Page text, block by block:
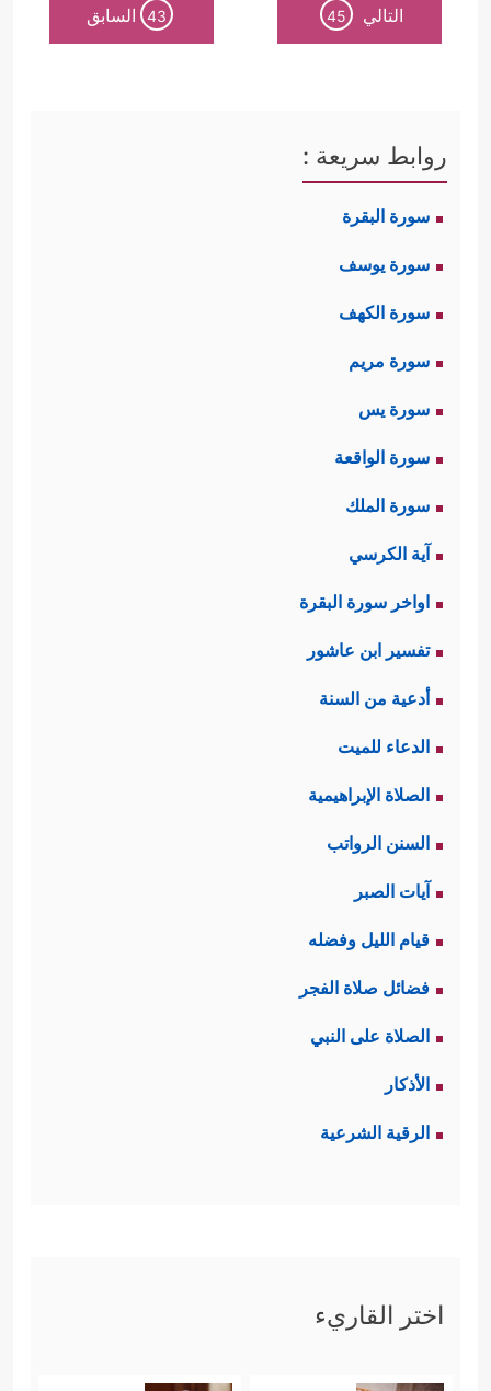
التالي 45
43 السابق
روابط سريعة :
سورة البقرة
سورة يوسف
سورة الكهف
سورة مريم
سورة يس
سورة الواقعة
سورة الملك
آية الكرسي
اواخر سورة البقرة
تفسير ابن عاشور
أدعية من السنة
الدعاء للميت
الصلاة الإبراهيمية
السنن الرواتب
آيات الصبر
قيام الليل وفضله
فضائل صلاة الفجر
الصلاة على النبي
الأذكار
الرقية الشرعية
اختر القاريء